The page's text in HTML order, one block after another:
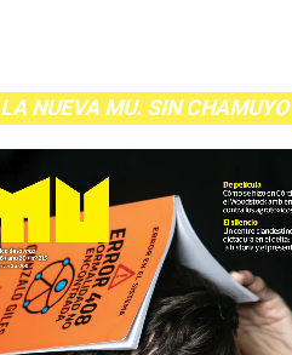
LA NUEVA MU. SIN CHAMUYO